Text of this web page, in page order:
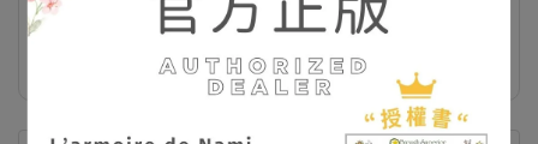
滿額優惠(折扣於購物車顯示)
飾品收納袋 滿額禮